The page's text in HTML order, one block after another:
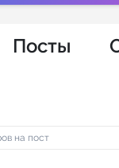
Посты
на пост